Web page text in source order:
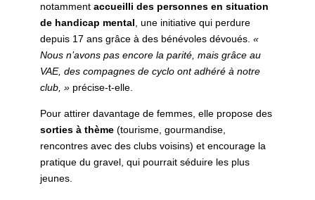
notamment accueilli des personnes en situation
de handicap mental , une initiative qui perdure
depuis 17 ans grâce à des bénévoles dévoués. «
Nous n’avons pas encore la parité, mais grâce au
VAE, des compagnes de cyclo ont adhéré à notre
club, »précise-t-elle.
Pour attirer davantage de femmes, elle propose des
sorties à thème(tourisme, gourmandise,
rencontres avec des clubs voisins) et encourage la
pratique du gravel, qui pourrait séduire les plus
jeunes.